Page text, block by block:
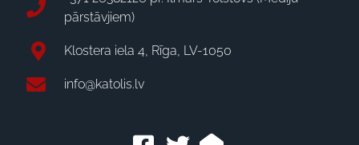
pārstāvjiem)
Klostera iela 4, Rīga, LV-1050
info@katolis.lv